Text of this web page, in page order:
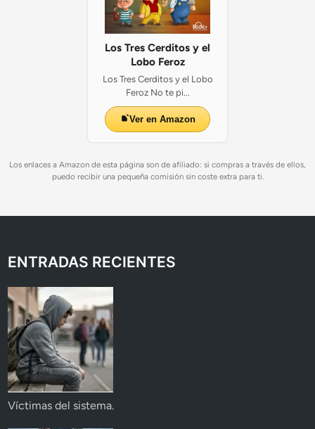
Los Tres Cerditos y el
Lobo Feroz
Los Tres Cerditos y el Lobo
Feroz No te pi...
Ver en Amazon
Los enlaces a Amazon de esta página son de afiliado: si compras a través de ellos,
puedo recibir una pequeña comisión sin coste extra para ti.
ENTRADAS RECIENTES
Víctimas del sistema.